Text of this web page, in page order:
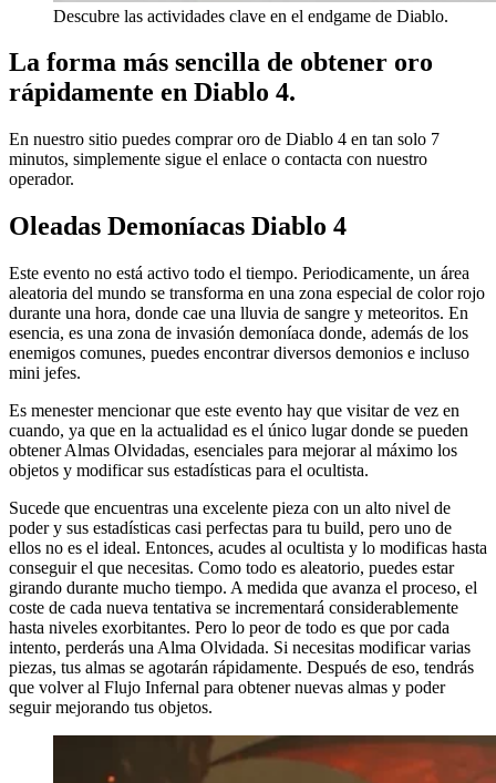
Descubre las actividades clave en el endgame de Diablo.
La forma más sencilla de obtener oro
rápidamente en Diablo 4.
En nuestro sitio puedes comprar oro de Diablo 4 en tan solo 7
minutos, simplemente sigue el enlace o contacta con nuestro
operador.
Oleadas Demoníacas Diablo 4
Este evento no está activo todo el tiempo. Periodicamente, un área
aleatoria del mundo se transforma en una zona especial de color rojo
durante una hora, donde cae una lluvia de sangre y meteoritos. En
esencia, es una zona de invasión demoníaca donde, además de los
enemigos comunes, puedes encontrar diversos demonios e incluso
mini jefes.
Es menester mencionar que este evento hay que visitar de vez en
cuando, ya que en la actualidad es el único lugar donde se pueden
obtener Almas Olvidadas, esenciales para mejorar al máximo los
objetos y modificar sus estadísticas para el ocultista.
Sucede que encuentras una excelente pieza con un alto nivel de
poder y sus estadísticas casi perfectas para tu build, pero uno de
ellos no es el ideal. Entonces, acudes al ocultista y lo modificas hasta
conseguir el que necesitas. Como todo es aleatorio, puedes estar
girando durante mucho tiempo. A medida que avanza el proceso, el
coste de cada nueva tentativa se incrementará considerablemente
hasta niveles exorbitantes. Pero lo peor de todo es que por cada
intento, perderás una Alma Olvidada. Si necesitas modificar varias
piezas, tus almas se agotarán rápidamente. Después de eso, tendrás
que volver al Flujo Infernal para obtener nuevas almas y poder
seguir mejorando tus objetos.